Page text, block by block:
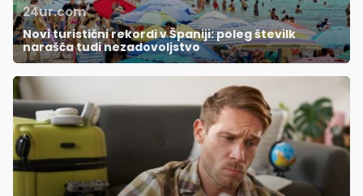
24ur.com
Novi turistični rekordi v Španiji: poleg številk
narašča tudi nezadovoljstvo